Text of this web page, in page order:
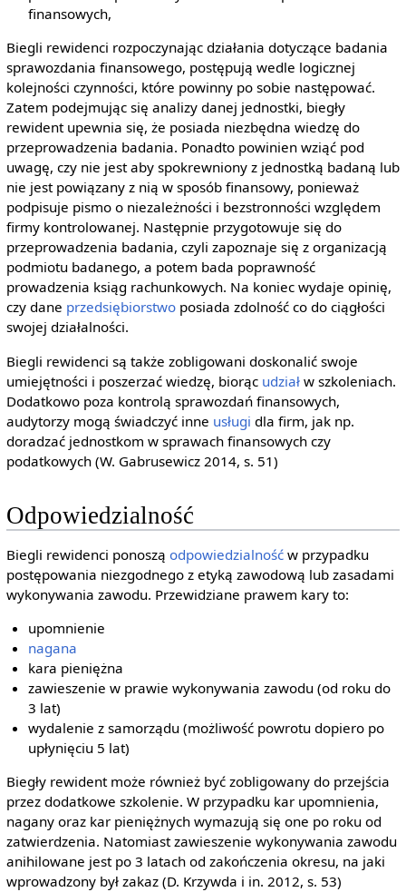
finansowych,
Biegli rewidenci rozpoczynając działania dotyczące badania
sprawozdania finansowego, postępują wedle logicznej
kolejności czynności, które powinny po sobie następować.
Zatem podejmując się analizy danej jednostki, biegły
rewident upewnia się, że posiada niezbędna wiedzę do
przeprowadzenia badania. Ponadto powinien wziąć pod
uwagę, czy nie jest aby spokrewniony z jednostką badaną lub
nie jest powiązany z nią w sposób finansowy, ponieważ
podpisuje pismo o niezależności i bezstronności względem
firmy kontrolowanej. Następnie przygotowuje się do
przeprowadzenia badania, czyli zapoznaje się z organizacją
podmiotu badanego, a potem bada poprawność
prowadzenia ksiąg rachunkowych. Na koniec wydaje opinię,
czy dane przedsiębiorstwoposiada zdolność co do ciągłości
swojej działalności.
Biegli rewidenci są także zobligowani doskonalić swoje
umiejętności i poszerzać wiedzę, biorąc udziałw szkoleniach.
Dodatkowo poza kontrolą sprawozdań finansowych,
audytorzy mogą świadczyć inne usługi dla firm, jak np.
doradzać jednostkom w sprawach finansowych czy
podatkowych (W. Gabrusewicz 2014, s. 51)
Odpowiedzialność
Biegli rewidenci ponoszą odpowiedzialnośćw przypadku
postępowania niezgodnego z etyką zawodową lub zasadami
wykonywania zawodu. Przewidziane prawem kary to:
upomnienie
nagana
kara pieniężna
zawieszenie w prawie wykonywania zawodu (od roku do
3 lat)
wydalenie z samorządu (możliwość powrotu dopiero po
upłynięciu 5 lat)
Biegły rewident może również być zobligowany do przejścia
przez dodatkowe szkolenie. W przypadku kar upomnienia,
nagany oraz kar pieniężnych wymazują się one po roku od
zatwierdzenia. Natomiast zawieszenie wykonywania zawodu
anihilowane jest po 3 latach od zakończenia okresu, na jaki
wprowadzony był zakaz (D. Krzywda i in. 2012, s. 53)